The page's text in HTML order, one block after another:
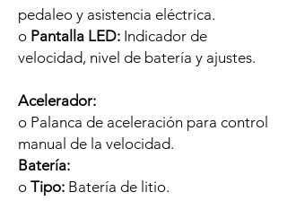
pedaleo y asistencia eléctrica.
o Pantalla LED: Indicador de
velocidad, nivel de batería y ajustes.
Acelerador:
o Palanca de aceleración para control
manual de la velocidad.
Batería:
o Tipo: Batería de litio.